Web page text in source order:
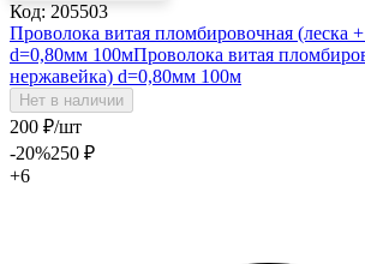
Код: 205503
Проволока витая пломбировочная (леска
d=0,80мм 100мПроволока витая
нержавейка) d=0,80мм 100м
Нет в наличии
200 ₽/шт
-20%250 ₽
+6